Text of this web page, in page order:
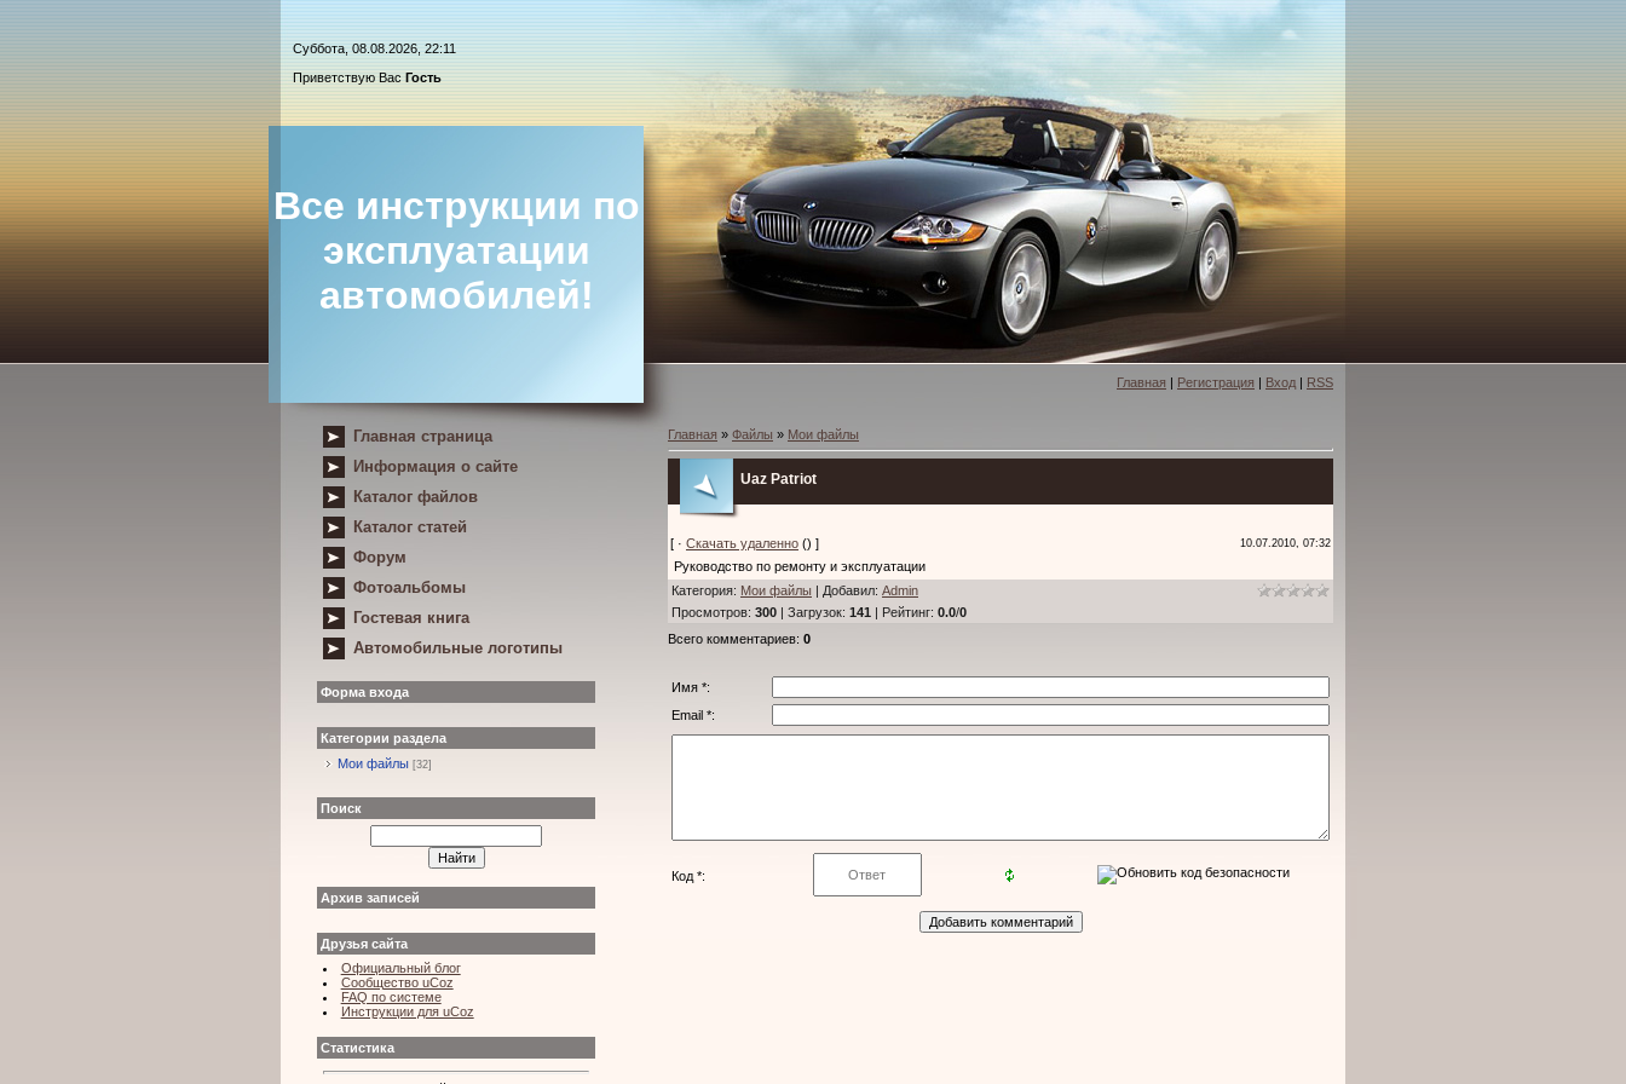
Суббота, 08.08.2026, 22:11
Приветствую Вас Гость
Все инструкции по
эксплуатации
автомобилей!
Главная | Регистрация | Вход | RSS
Главная страница
Информация о сайте
Каталог файлов
Каталог статей
Форум
Фотоальбомы
Гостевая книга
Автомобильные логотипы
Форма входа
Категории раздела
Мои файлы [32]
Поиск
Архив записей
Друзья сайта
Официальный блог
Сообщество uCoz
FAQ по системе
Инструкции для uCoz
Статистика
Главная » Файлы » Мои файлы
Uaz Patriot
[ · Скачать удаленно () ] 10.07.2010, 07:32
Руководство по ремонту и эксплуатации
Категория: Мои файлы | Добавил: Admin
Просмотров: 300 | Загрузок: 141 | Рейтинг: 0.0/0
Всего комментариев: 0
Имя *:
Email *:
Код *: